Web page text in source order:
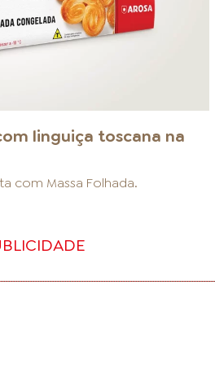
linguiça toscana na
com Massa Folhada.